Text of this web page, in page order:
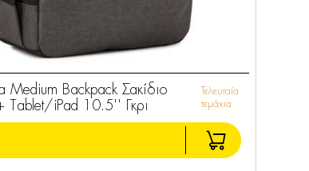
Medium Backpack Σακίδιο
+ Tablet/iPad 10.5'' Γκρι
Τελευταία
τεμάχια